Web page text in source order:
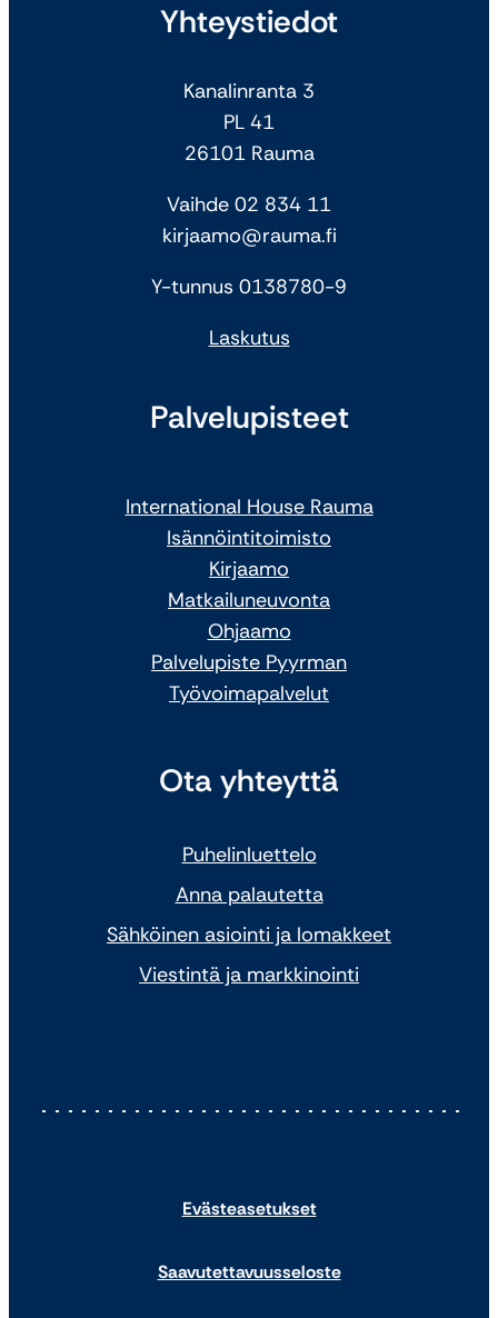
Yhteystiedot
Kanalinranta 3
PL 41
26101 Rauma
Vaihde 02 834 11
kirjaamo@rauma.fi
Y-tunnus 0138780-9
Laskutus
Palvelupisteet
International House Rauma
Isännöintitoimisto
Kirjaamo
Matkailuneuvonta
Ohjaamo
Palvelupiste Pyyrman
Työvoimapalvelut
Ota yhteyttä
Puhelinluettelo
Anna palautetta
Sähköinen asiointi ja lomakkeet
Viestintä ja markkinointi
Evästeasetukset
Saavutettavuusseloste